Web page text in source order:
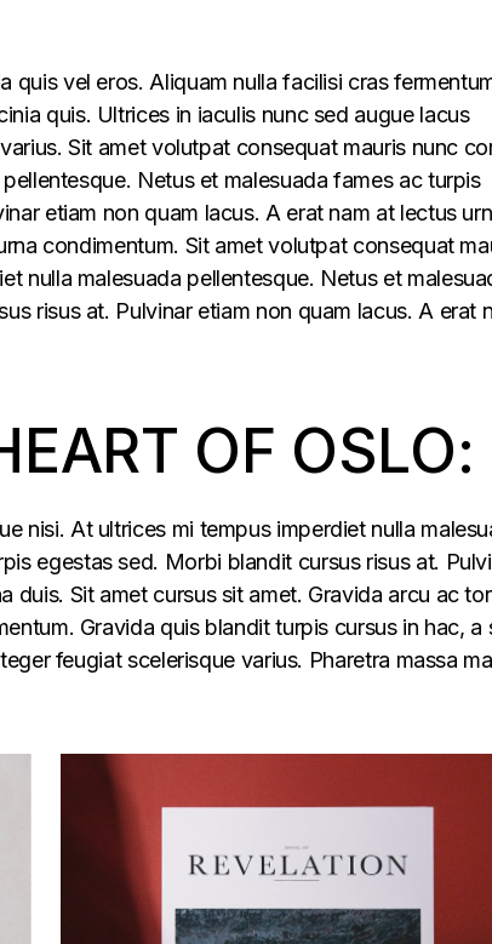
quis vel eros. Aliquam nulla facilisi cras
quis. Ultrices in iaculis nunc sed augue lacus
Sit amet volutpat consequat mauris nunc
Netus et malesuada fames ac turpis
etiam non quam lacus. A erat nam at lectus
condimentum. Sit amet volutpat consequat
nulla malesuada pellentesque. Netus et
risus at. Pulvinar etiam non quam lacus. A erat
OF OSLO:
nisi. At ultrices mi tempus imperdiet nulla
egestas sed. Morbi blandit cursus risus at.
duis. Sit amet cursus sit amet. Gravida arcu ac
Gravida quis blandit turpis cursus in hac, a
feugiat scelerisque varius. Pharetra massa